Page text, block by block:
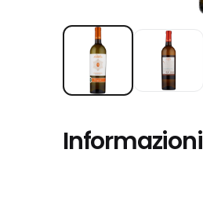
Informazioni